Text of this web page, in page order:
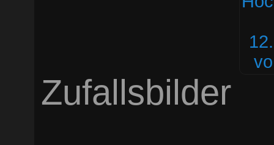
Zufallsbilder